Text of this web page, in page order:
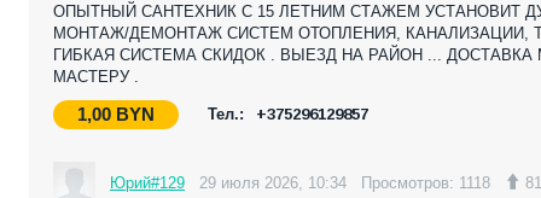
ОПЫТНЫЙ САНТЕХНИК С 15 ЛЕТНИМ СТАЖЕМ УСТАНОВИТ
МОНТАЖ/ДЕМОНТАЖ СИСТЕМ ОТОПЛЕНИЯ, КАНАЛИЗАЦИИ,
ГИБКАЯ СИСТЕМА СКИДОК . ВЫЕЗД НА РАЙОН ...
МАСТЕРУ .
1,00 BYN Тел.: +375296129857
Юрий#129 29 июля 2026, 10:34 Просмотров: 1118